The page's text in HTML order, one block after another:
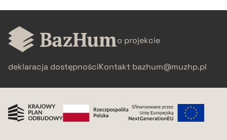
BIBTEX
pobierz cytat
o projekcie
deklaracja dostępnościKontakt bazhum@muzhp.pl